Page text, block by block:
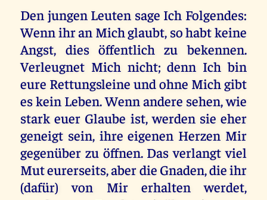
Den jungen Leuten sage Ich Folgendes:
Wenn ihr an Mich glaubt, so habt keine
Angst, dies öffentlich zu bekennen.
Verleugnet Mich nicht; denn Ich bin
eure Rettungsleine und ohne Mich gibt
es kein Leben. Wenn andere sehen, wie
stark euer Glaube ist, werden sie eher
geneigt sein, ihre eigenen Herzen Mir
gegenüber zu öffnen. Das verlangt viel
Mut eurerseits, aber die Gnaden, die ihr
(dafür) von Mir erhalten werdet,